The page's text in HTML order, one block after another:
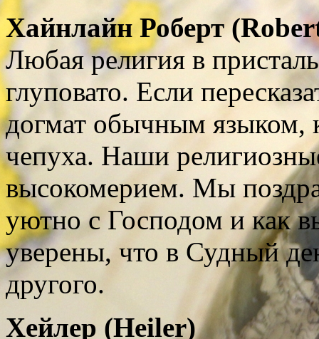
Хайнлайн Роберт(
Любая религия в
глуповато. Если
догмат обычным языком,
чепуха. Наши
высокомерием. Мы
уютно с Господом и как
уверены, что в Судный
другого.
Хейлер (Heiler)